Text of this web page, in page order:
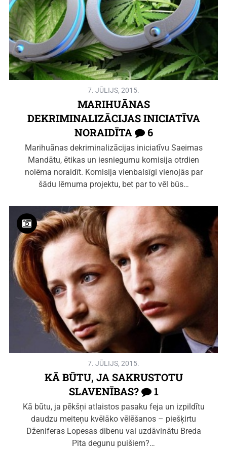
7. JŪLIJS, 2015.
MARIHUĀNAS
DEKRIMINALIZĀCIJAS INICIATĪVA
NORAIDĪTA
6
Marihuānas dekriminalizācijas iniciatīvu Saeimas
Mandātu, ētikas un iesniegumu komisija otrdien
nolēma noraidīt. Komisija vienbalsīgi vienojās par
šādu lēmuma projektu, bet par to vēl būs…
7. JŪLIJS, 2015.
KĀ BŪTU, JA SAKRUSTOTU
SLAVENĪBAS?
1
Kā būtu, ja pēkšņi atlaistos pasaku feja un izpildītu
daudzu meiteņu kvēlāko vēlēšanos – piešķirtu
Dženiferas Lopesas dibenu vai uzdāvinātu Breda
Pita degunu puišiem?…